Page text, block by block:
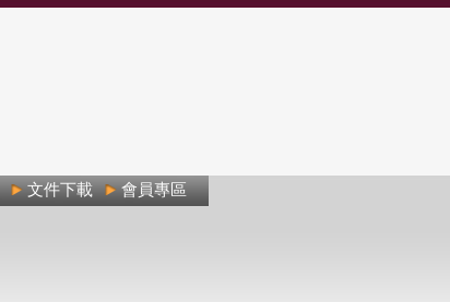
文件下載 會員專區